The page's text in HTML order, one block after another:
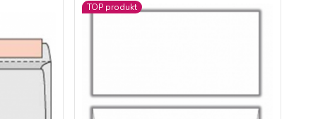
TOP produkt